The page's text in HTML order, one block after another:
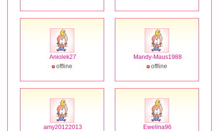
Aniolek27
offline
Mandy-Maus1988
offline
amy20122013
Ewelina96